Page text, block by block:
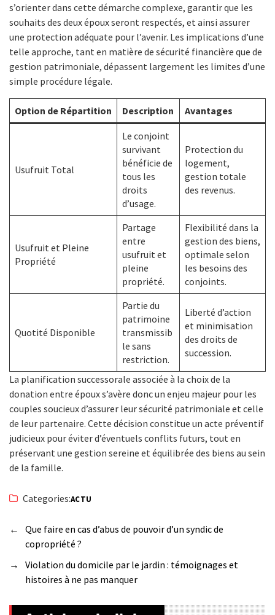
s’orienter dans cette démarche complexe, garantir que les
souhaits des deux époux seront respectés, et ainsi assurer
une protection adéquate pour l’avenir. Les implications d’une
telle approche, tant en matière de sécurité financière que de
gestion patrimoniale, dépassent largement les limites d’une
simple procédure légale.
Option de Répartition Description Avantages
Usufruit Total
Le conjoint
survivant
bénéficie de
tous les
droits
d’usage.
Protection du
logement,
gestion totale
des revenus.
Usufruit et Pleine
Propriété
Partage
entre
usufruit et
pleine
propriété.
Flexibilité dans la
gestion des biens,
optimale selon
les besoins des
conjoints.
Quotité Disponible
Partie du
patrimoine
transmissib
le sans
restriction.
Liberté d’action
et minimisation
des droits de
succession.
La planification successorale associée à la choix de la
donation entre époux s’avère donc un enjeu majeur pour les
couples soucieux d’assurer leur sécurité patrimoniale et celle
de leur partenaire. Cette décision constitue un acte préventif
judicieux pour éviter d’éventuels conflits futurs, tout en
préservant une gestion sereine et équilibrée des biens au sein
de la famille.
Categories:ACTU
←
Que faire en cas d’abus de pouvoir d’un syndic de
copropriété ?
→
Violation du domicile par le jardin : témoignages et
histoires à ne pas manquer